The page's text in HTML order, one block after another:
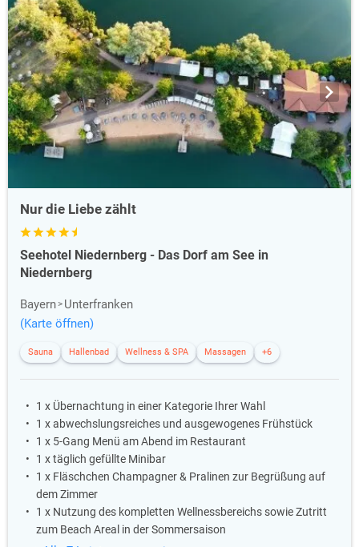
Nur die Liebe zählt
Seehotel Niedernberg - Das Dorf am See in
Niedernberg
Bayern
Unterfranken
(Karte öffnen)
Sauna Hallenbad Wellness & SPA Massagen +6
1 x Übernachtung in einer Kategorie Ihrer Wahl
1 x abwechslungsreiches und ausgewogenes Frühstück
1 x 5-Gang Menü am Abend im Restaurant
1 x täglich gefüllte Minibar
1 x Fläschchen Champagner & Pralinen zur Begrüßung auf
dem Zimmer
1 x Nutzung des kompletten Wellnessbereichs sowie Zutritt
zum Beach Areal in der Sommersaison